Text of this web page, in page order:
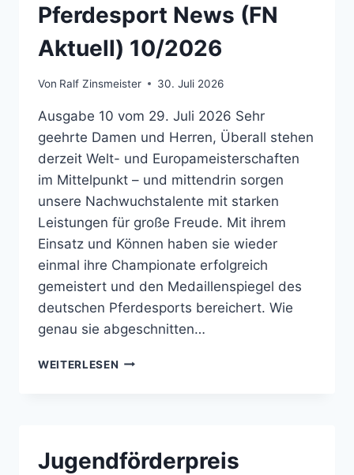
Pferdesport News (FN
Aktuell) 10/2026
Von Ralf Zinsmeister 30. Juli 2026
Ausgabe 10 vom 29. Juli 2026 Sehr
geehrte Damen und Herren, Überall stehen
derzeit Welt- und Europameisterschaften
im Mittelpunkt – und mittendrin sorgen
unsere Nachwuchstalente mit starken
Leistungen für große Freude. Mit ihrem
Einsatz und Können haben sie wieder
einmal ihre Championate erfolgreich
gemeistert und den Medaillenspiegel des
deutschen Pferdesports bereichert. Wie
genau sie abgeschnitten…
WEITERLESEN PFERDESPORT
Jugendförderpreis